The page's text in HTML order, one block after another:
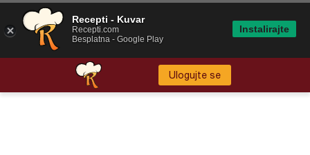
Ulogujte se
Recepti - Kuvar
Recepti.com
Besplatna - Google Play
Instalirajte